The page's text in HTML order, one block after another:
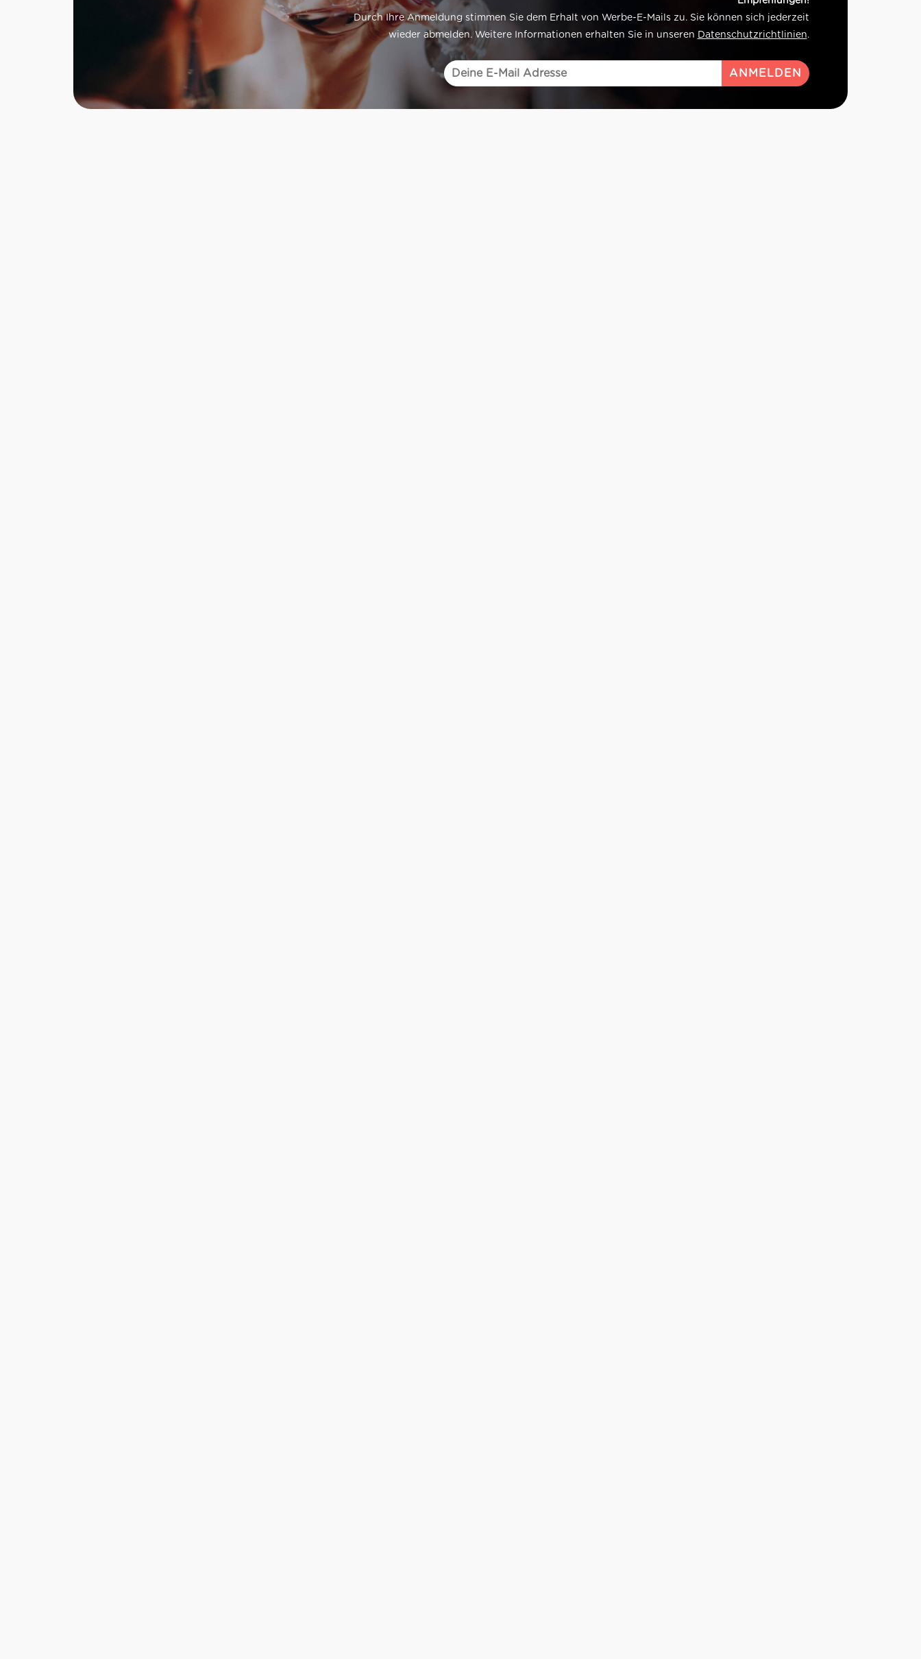
Durch Ihre Anmeldung stimmen Sie dem Erhalt von Werbe-E-Mails zu. Sie können sich jederzeit
wieder abmelden. Weitere Informationen erhalten Sie in unseren Datenschutzrichtlinien.